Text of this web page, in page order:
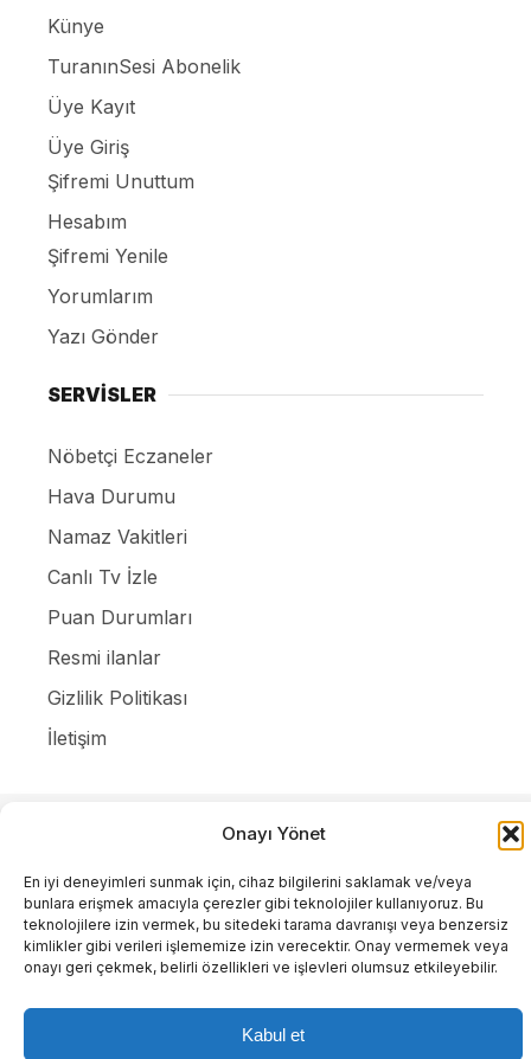
Onayı Yönet
En iyi deneyimleri sunmak için, cihaz bilgilerini saklamak ve/veya
bunlara erişmek amacıyla çerezler gibi teknolojiler kullanıyoruz. Bu
teknolojilere izin vermek, bu sitedeki tarama davranışı veya benzersiz
kimlikler gibi verileri işlememize izin verecektir. Onay vermemek veya
onayı geri çekmek, belirli özellikleri ve işlevleri olumsuz etkileyebilir.
Kabul et
Künye
TuranınSesi Abonelik
Üye Kayıt
Üye Giriş
Şifremi Unuttum
Hesabım
Şifremi Yenile
Yorumlarım
Yazı Gönder
SERVİSLER
Nöbetçi Eczaneler
Hava Durumu
Namaz Vakitleri
Canlı Tv İzle
Puan Durumları
Resmi ilanlar
Gizlilik Politikası
İletişim
Tüm Hakları Saklıdır. |WordPress Haber Teması